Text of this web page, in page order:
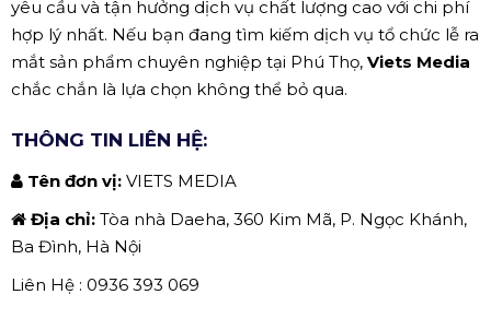
yêu cầu và tận hưởng dịch vụ chất lượng cao với chi phí
hợp lý nhất. Nếu bạn đang tìm kiếm dịch vụ tổ chức lễ ra
mắt sản phẩm chuyên nghiệp tại Phú Thọ, Viets Media
chắc chắn là lựa chọn không thể bỏ qua.
THÔNG TIN LIÊN HỆ:
Tên đơn vị: VIETS MEDIA
Địa chỉ: Tòa nhà Daeha, 360 Kim Mã, P. Ngọc Khánh,
Ba Đình, Hà Nội
Liên Hệ : 0936 393 069